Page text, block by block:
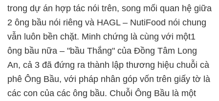
trong dự án hợp tác nói trên, song mối quan hệ giữa
2 ông bầu nói riêng và HAGL – NutiFood nói chung
vẫn luôn bền chặt. Minh chứng là cùng với một1
ông bầu nữa – "bầu Thắng" của Đồng Tâm Long
An, cả 3 đã đứng ra thành lập thương hiệu chuỗi cà
phê Ông Bầu, với pháp nhân góp vốn trên giấy tờ là
các con của các ông bầu. Chuỗi Ông Bầu là một